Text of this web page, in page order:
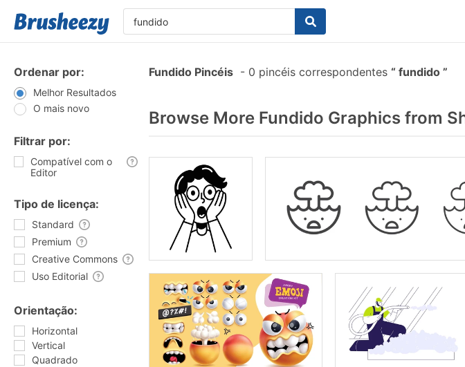
Ordenar por:
Melhor Resultados
O mais novo
Filtrar por:
Compatível com o
Editor
Tipo de licença:
Standard
Premium
Creative Commons
Uso Editorial
Orientação:
Horizontal
Vertical
Quadrado
Fundido Pincéis - 0 pincéis correspondentes fundido
Browse More Fundido Graphics from